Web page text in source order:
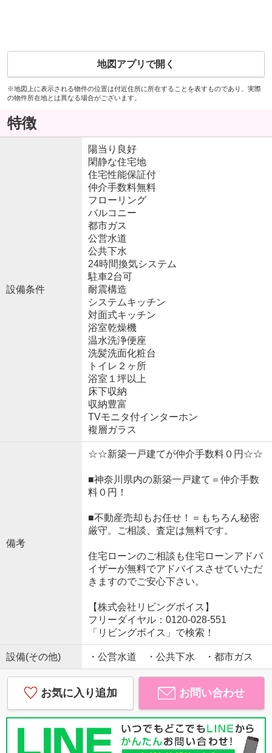
地図アプリで開く
※地図上に表示される物件の位置は付近住所に所在することを表すものであり、実際
の物件所在地とは異なる場合がございます。
特徴
設備条件
陽当り良好
閑静な住宅地
住宅性能保証付
仲介手数料無料
フローリング
バルコニー
都市ガス
公営水道
公共下水
24時間換気システム
駐車2台可
耐震構造
システムキッチン
対面式キッチン
浴室乾燥機
温水洗浄便座
洗髪洗面化粧台
トイレ２ヶ所
浴室１坪以上
床下収納
収納豊富
TVモニタ付インターホン
複層ガラス
備考
☆☆新築一戸建てが仲介手数料０円☆☆
■神奈川県内の新築一戸建て＝仲介手数
料０円！
■不動産売却もお任せ！＝もちろん秘密
厳守。ご相談、査定は無料です。
住宅ローンのご相談も住宅ローンアドバ
イザーが無料でアドバイスさせていただ
きますのでご安心下さい。
【株式会社リビングボイス】
フリーダイヤル：0120-028-551
「リビングボイス」で検索！
設備(その他) ・公営水道 ・公共下水 ・都市ガス
お気に入り追加 お問い合わせ